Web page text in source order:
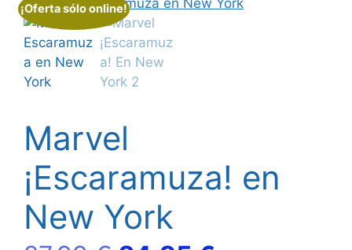
¡Oferta sólo online!
Marvel
¡Escaramuza! en
New York